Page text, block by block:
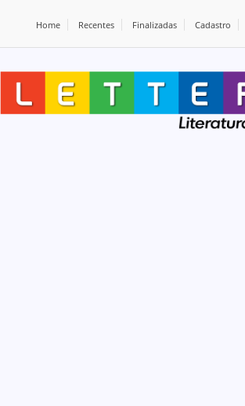
Home Recentes Finalizadas Cadastro